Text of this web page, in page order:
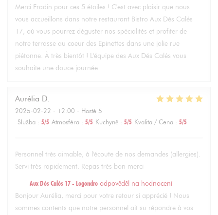
Merci Fradin pour ces 5 étoiles ! C'est avec plaisir que nous
vous accueillons dans notre restaurant Bistro Aux Dés Calés
17, où vous pourrez déguster nos spécialités et profiter de
notre terrasse au coeur des Epinettes dans une jolie rue
piétonne. À très bientôt ! L'équipe des Aux Dés Calés vous
souhaite une douce journée
Aurélia D
2025-02-22 - 12:00 - Hosté 5
Služba : 5/5 Atmosféra : 5/5 Kuchyně : 5/5 Kvalita / Cena : 5/5
Personnel très aimable, à l'écoute de nos demandes (allergies).
Servi très rapidement. Repas très bon merci
Aux Dés Calés 17 - Legendre odpověděl na hodnocení
Bonjour Aurélia, merci pour votre retour si apprécié ! Nous
sommes contents que notre personnel ait su répondre à vos